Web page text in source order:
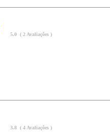
5.0 ( 2 Avaliações )
3.8 ( 4 Avaliações )